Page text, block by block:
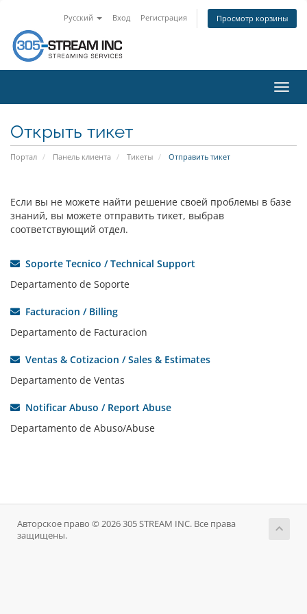
Русский Вход Регистрация Просмотр корзины
Открыть тикет
Портал Панель клиента Тикеты Отправить тикет
Если вы не можете найти решение своей проблемы в базе
знаний, вы можете отправить тикет, выбрав
соответствующий отдел.
Soporte Tecnico / Technical Support
Departamento de Soporte
Facturacion / Billing
Departamento de Facturacion
Ventas & Cotizacion / Sales & Estimates
Departamento de Ventas
Notificar Abuso / Report Abuse
Departamento de Abuso/Abuse
Авторское право © 2026 305 STREAM INC. Все права
защищены.